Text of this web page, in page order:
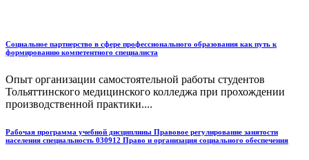
Социальное партнерство в сфере профессионального образования как путь к
формированию компетентного специалиста
Опыт организации самостоятельной работы студентов
Тольяттинского медицинского колледжа при прохождении
производственной практики....
Рабочая программа учебной дисциплины Правовое регулирование занятости
населения специальность 030912 Право и организация социального обеспечения